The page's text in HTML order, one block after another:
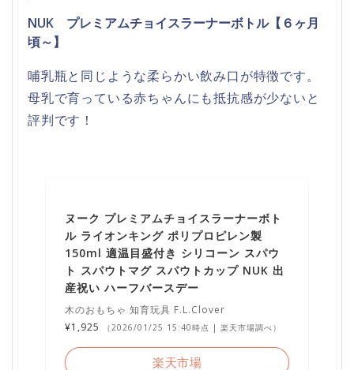
NUK プレミアムチョイスラーナーボトル【６ヶ月
頃～】
哺乳瓶と同じような柔らかい飲み口が特徴です。
母乳で育っている赤ちゃんにも抵抗感が少ないと
評判です！
ヌーク プレミアムチョイスラーナーボト
ル ライオンキング ポリプロピレン製
150ml 適温目盛付き シリコーン スパウ
ト スパウトマグ スパウトカップ NUK 出
産祝い ハーフバースデー
木のおもちゃ 知育玩具 F.L.Clover
¥1,925
（2026/01/25 15:40時点 | 楽天市場調べ）
楽天市場